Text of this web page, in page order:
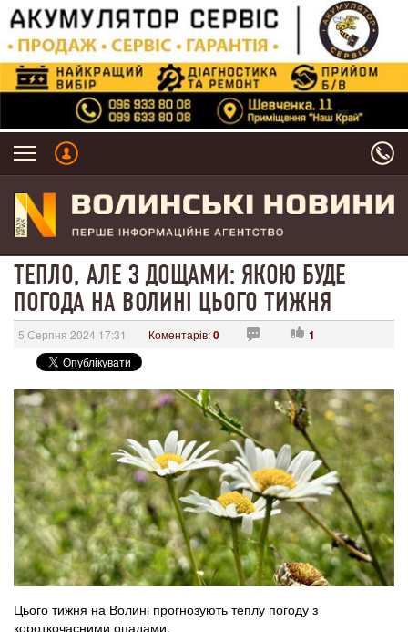
ТЕПЛО, АЛЕ З ДОЩАМИ: ЯКОЮ БУДЕ
ПОГОДА НА ВОЛИНІ ЦЬОГО ТИЖНЯ
5 Серпня 2024 17:31 Коментарів:0 1
Цього тижня на Волині прогнозують теплу погоду з
короткочасними опадами.